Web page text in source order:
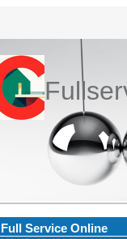
Full Service Online